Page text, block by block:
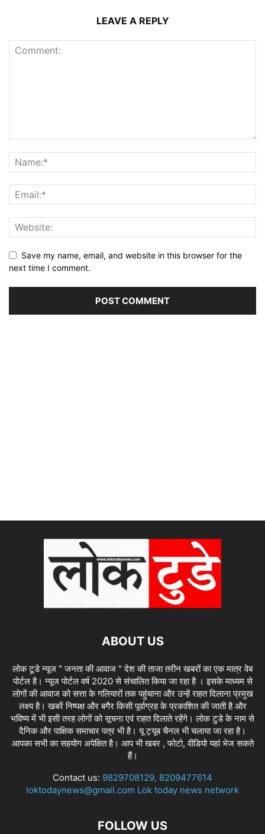
LEAVE A REPLY
Save my name, email, and website in this browser for the
next time I comment.
ABOUT US
लोक टूडे न्यूज " जनता की आवाज " देश की ताजा तरीन खबरों का एक मात्र वेब
पोर्टल है। न्यूज पोर्टल वर्ष 2020 से संचालित किया जा रहा है । इसके माध्यम से
लोगों की आवाज को सत्ता के गलियारों तक पहुंचाना और उन्हें राहत दिलाना प्रमुख
लक्ष्य है। खबरें निष्पक्ष और बगैर किसी पूर्वाग्रह के प्रकाशित की जाती है और
भविष्य में भी इसी तरह लोगों को सूचना एवं राहत दिलाते रहेंगे। लोक टुडे के नाम से
दैनिक और पाक्षिक समाचार पत्र भी है। यू ट्यूब चैनल भी चलाया जा रहा है।
आपका सभी का सहयोग अपेक्षित है। आप भी खबर , फोटो, वीडियो यहां भेज सकते
हैं।
Contact us: 9829708129, 8209477614
loktodaynews@gmail.com Lok today news network
FOLLOW US